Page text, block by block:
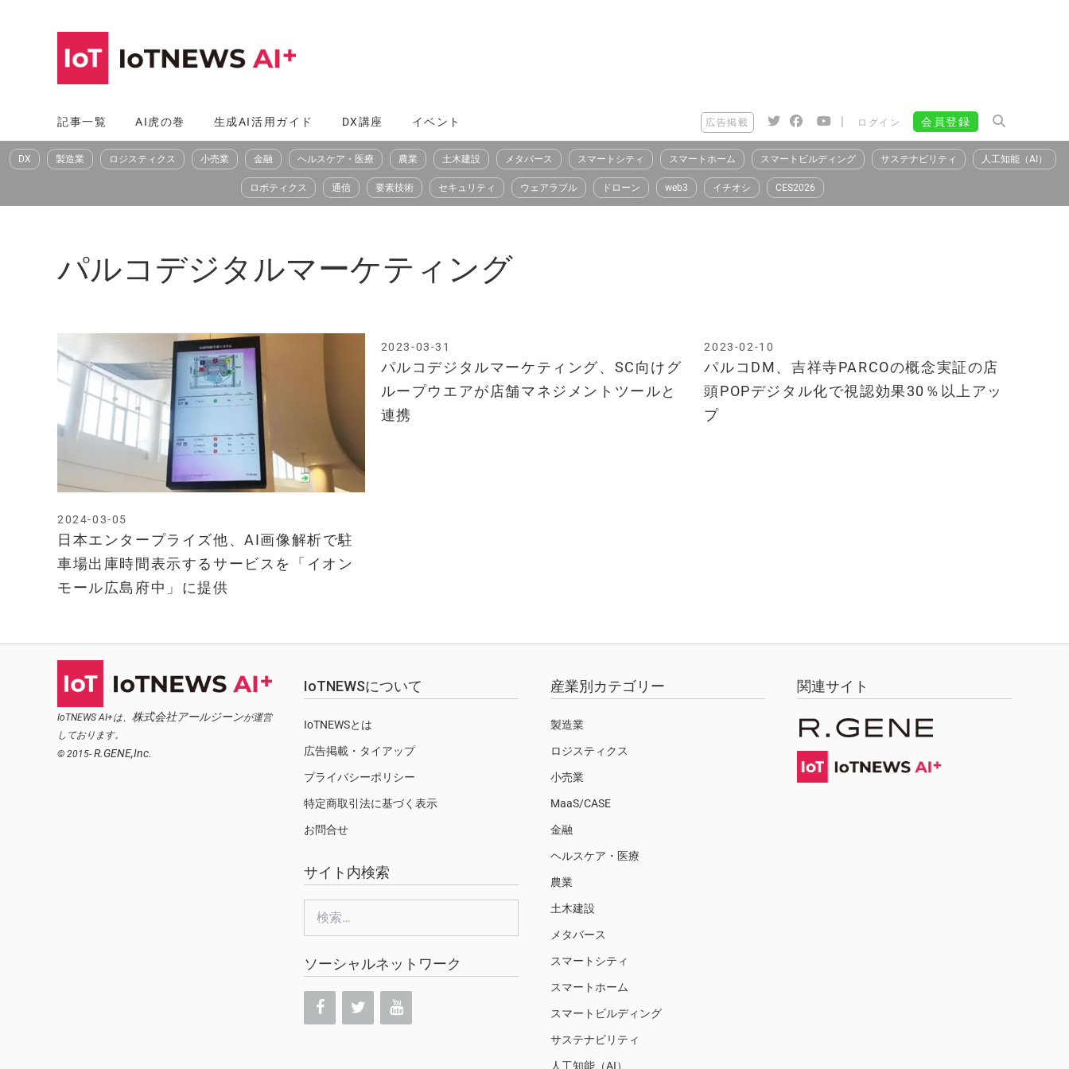
へ
ス
記事一覧 AI虎の巻 生成AI活用ガイド DX講座 イベント 広告掲載 | ログイン 会員登録
DX 製造業 ロジスティクス 小売業 金融 ヘルスケア・医療 農業 土木建設 メタバース スマートシティ スマートホーム スマートビルディング サステナビリティ 人工知能（AI）
ロボティクス 通信 要素技術 セキュリティ ウェアラブル ドローン web3 イチオシ CES2026
パルコデジタルマーケティング
日本エンタープライズ他、AI画像解析で駐
車場出庫時間表示するサービスを「イオン
モール広島府中」に提供
2024-03-05
パルコデジタルマーケティング、SC向けグ
ループウエアが店舗マネジメントツールと
連携
2023-03-31
パルコDM、吉祥寺PARCOの概念実証の店
頭POPデジタル化で視認効果30％以上アッ
プ
2023-02-10
IoTNEWS AI+は、 株式会社アールジーンが運営
しております。
© 2015- R.GENE,Inc.
IoTNEWSについて
IoTNEWSとは
広告掲載・タイアップ
プライバシーポリシー
特定商取引法に基づく表示
お問合せ
サイト内検索
ソーシャルネットワーク
産業別カテゴリー
製造業
ロジスティクス
小売業
MaaS/CASE
金融
ヘルスケア・医療
農業
土木建設
メタバース
スマートシティ
スマートホーム
スマートビルディング
サステナビリティ
人工知能（AI）
関連サイト